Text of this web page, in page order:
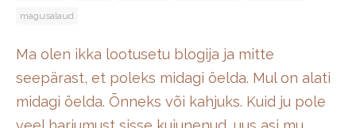
magusalaud
Ma olen ikka lootusetu blogija ja mitte
seepärast, et poleks midagi öelda. Mul on alati
midagi öelda. Õnneks või kahjuks. Kuid ju pole